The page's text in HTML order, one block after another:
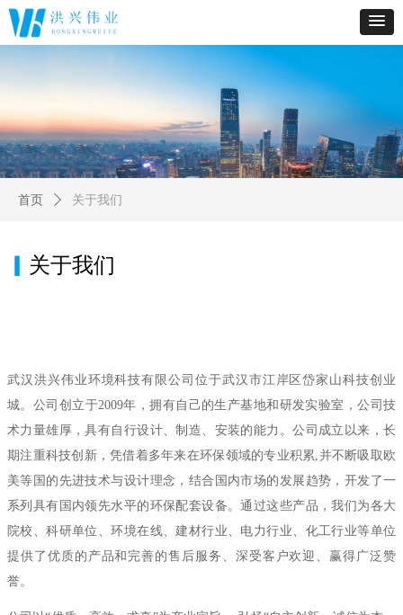
首页 ꄲ 关于我们
关于我们
武汉洪兴伟业环境科技有限公司位于武汉市江岸区岱家山科技创业
城。公司创立于2009年，拥有自己的生产基地和研发实验室，公司技
术力量雄厚，具有自行设计、制造、安装的能力。公司成立以来，长
期注重科技创新，凭借着多年来在环保领域的专业积累,并不断吸取欧
美等国的先进技术与设计理念，结合国内市场的发展趋势，开发了一
系列具有国内领先水平的环保配套设备。通过这些产品，我们为各大
院校、科研单位、环境在线、建材行业、电力行业、化工行业等单位
提供了优质的产品和完善的售后服务、深受客户欢迎、赢得广泛赞
誉。